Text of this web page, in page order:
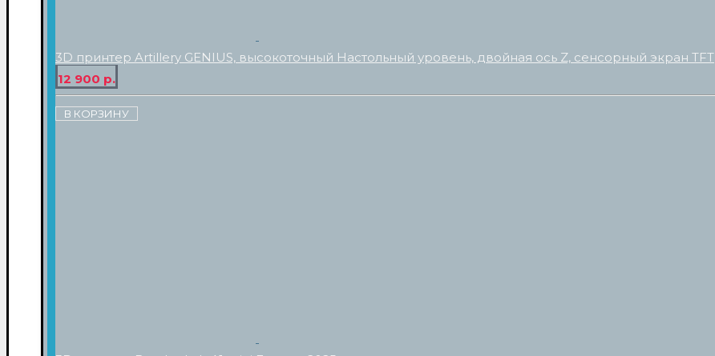
3D принтер Artillery GENIUS, высокоточный Настольный уровень, двойная ось Z, сенсорный экран TFT
12 900 р.
В КОРЗИНУ